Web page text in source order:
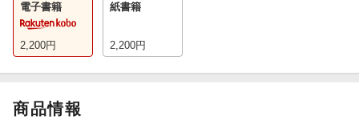
電子書籍
2,200円
紙書籍
2,200円
商品情報